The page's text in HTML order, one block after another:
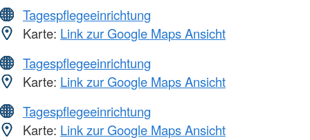
Tagespflegeeinrichtung
Karte: Link zur Google Maps Ansicht
Tagespflegeeinrichtung
Karte: Link zur Google Maps Ansicht
Tagespflegeeinrichtung
Karte: Link zur Google Maps Ansicht